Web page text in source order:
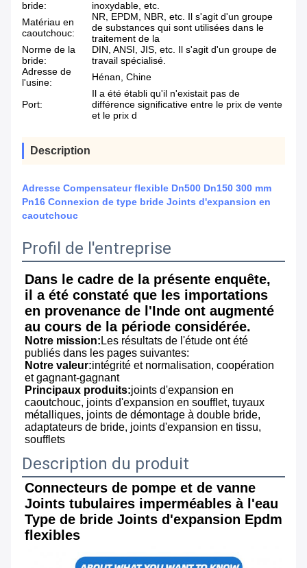
bride:
inoxydable, etc.
Matériau en
caoutchouc:
NR, EPDM, NBR, etc. Il s'agit d'un groupe
de substances qui sont utilisées dans le
traitement de la
Norme de la
bride:
DIN, ANSI, JIS, etc. Il s'agit d'un groupe de
travail spécialisé.
Adresse de
l'usine:
Hénan, Chine
Port:
Il a été établi qu'il n'existait pas de
différence significative entre le prix de vente
et le prix d
Description
Adresse Compensateur flexible Dn500 Dn150 300 mm
Pn16 Connexion de type bride Joints d'expansion en
caoutchouc
Profil de l'entreprise
Dans le cadre de la présente enquête,
il a été constaté que les importations
en provenance de l'Inde ont augmenté
au cours de la période considérée.
Notre mission:Les résultats de l'étude ont été
publiés dans les pages suivantes:
Notre valeur:intégrité et normalisation, coopération
et gagnant-gagnant
Principaux produits:joints d'expansion en
caoutchouc, joints d'expansion en soufflet, tuyaux
métalliques, joints de démontage à double bride,
adaptateurs de bride, joints d'expansion en tissu,
soufflets
Description du produit
Connecteurs de pompe et de vanne
Joints tubulaires imperméables à l'eau
Type de bride Joints d'expansion Epdm
flexibles